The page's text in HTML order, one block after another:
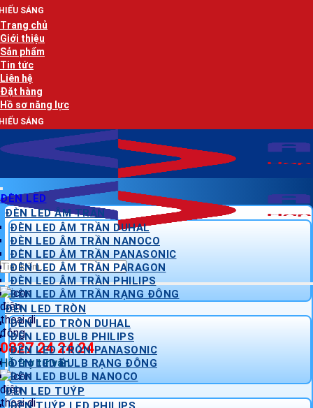
Bỏ
qua
nội
dung
Trang chủ
Giới thiệu
Sản phẩm
Tin tức
Liên hệ
Đặt hàng
Hồ sơ năng lực
Tìm
kiếm:
0827 24 24 24
Hỗ trợ tư vấn
ĐÈN LED
ĐÈN LED ÂM TRẦN
ĐÈN LED ÂM TRẦN DUHAL
ĐÈN LED ÂM TRẦN NANOCO
ĐÈN LED ÂM TRẦN PANASONIC
ĐÈN LED ÂM TRẦN PARAGON
ĐÈN LED ÂM TRẦN PHILIPS
ĐÈN LED ÂM TRẦN RẠNG ĐÔNG
ĐÈN LED TRÒN
ĐÈN LED TRÒN DUHAL
ĐÈN LED BULB PHILIPS
ĐÈN LED TRÒN PANASONIC
ĐÈN LED BULB RẠNG ĐÔNG
ĐÈN LED BULB NANOCO
ĐÈN LED TUÝP